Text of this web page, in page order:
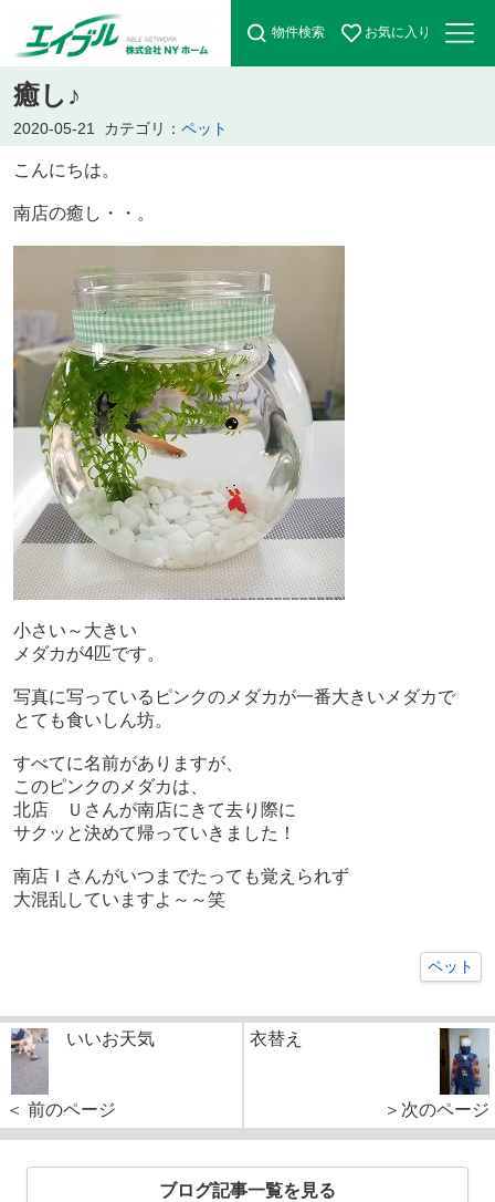
物件検索 お気に入り
癒し♪
2020-05-21 カテゴリ： ペット
こんにちは。
南店の癒し・・。
小さい～大きい
メダカが4匹です。
写真に写っているピンクのメダカが一番大きいメダカで
とても食いしん坊。
すべてに名前がありますが、
このピンクのメダカは、
北店 Ｕさんが南店にきて去り際に
サクッと決めて帰っていきました！
南店Ｉさんがいつまでたっても覚えられず
大混乱していますよ～～笑
ペット
いいお天気
＜ 前のページ
衣替え
＞次のページ
ブログ記事一覧を見る